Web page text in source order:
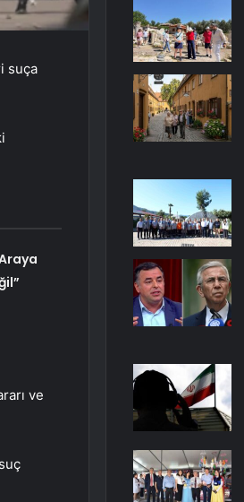
suça
ve